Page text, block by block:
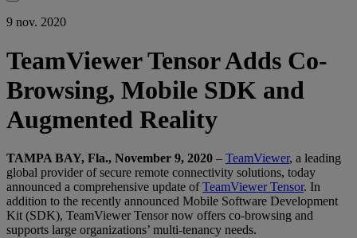
9 nov. 2020
TeamViewer Tensor Adds Co-
Browsing, Mobile SDK and
Augmented Reality
TAMPA BAY, Fla., November 9, 2020 – TeamViewer, a leading
global provider of secure remote connectivity solutions, today
announced a comprehensive update ofTeamViewer Tensor. In
addition to the recently announced Mobile Software Development
Kit (SDK), TeamViewer Tensor now offers co-browsing and
supports large organizations’ multi-tenancy needs.